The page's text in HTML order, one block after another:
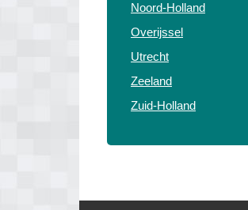
Noord-Holland
Overijssel
Utrecht
Zeeland
Zuid-Holland